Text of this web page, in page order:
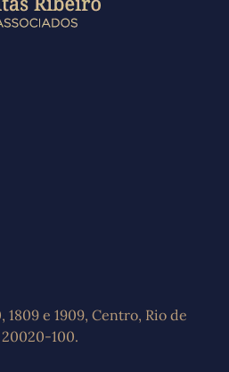
1809 e 1909, Centro, Rio de
20020-100.